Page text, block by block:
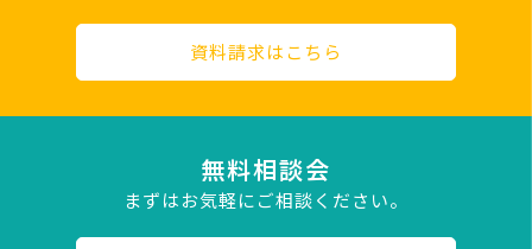
資料請求はこちら
無料相談会
まずはお気軽にご相談ください。